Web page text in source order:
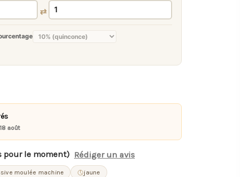
⇄
août
pour le moment) Rédiger un avis
moulée machine
jaune